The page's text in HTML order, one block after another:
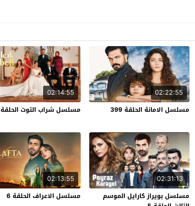
02:22:55
مسلسل الامانة الحلقة 399
02:14:55
مسلسل شراب التوت الحلقة 80
02:31:13
مسلسل بويراز كارايل الموسم
02:13:55
مسلسل الاعراف الحلقة 6